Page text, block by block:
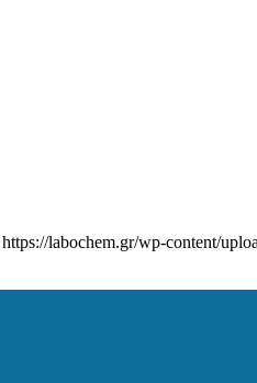
https://labochem.gr/wp-content/